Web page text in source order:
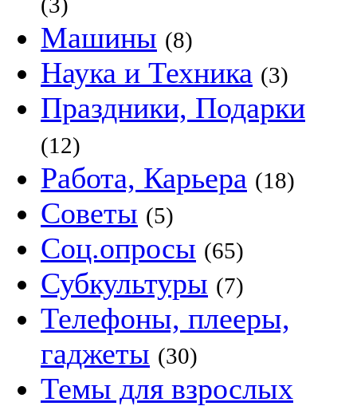
Машины (8)
Наука и Техника (3)
Праздники, Подарки
(12)
Работа, Карьера (18)
Советы (5)
Соц.опросы (65)
Субкультуры (7)
Телефоны, плееры,
гаджеты (30)
Темы для взрослых